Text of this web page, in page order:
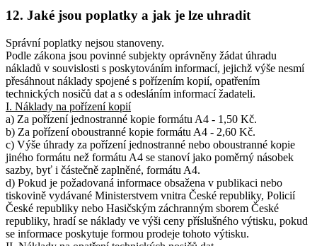
12. Jaké jsou poplatky a jak je lze uhradit
Správní poplatky nejsou stanoveny.
Podle zákona jsou povinné subjekty oprávněny žádat úhradu
nákladů v souvislosti s poskytováním informací, jejichž výše nesmí
přesáhnout náklady spojené s pořízením kopií, opatřením
technických nosičů dat a s odesláním informací žadateli.
I. Náklady na pořízení kopií
a) Za pořízení jednostranné kopie formátu A4 - 1,50 Kč.
b) Za pořízení oboustranné kopie formátu A4 - 2,60 Kč.
c) Výše úhrady za pořízení jednostranné nebo oboustranné kopie
jiného formátu než formátu A4 se stanoví jako poměrný násobek
sazby, byť i částečně zaplněné, formátu A4.
d) Pokud je požadovaná informace obsažena v publikaci nebo
tiskovině vydávané Ministerstvem vnitra České republiky, Policií
České republiky nebo Hasičským záchranným sborem České
republiky, hradí se náklady ve výši ceny příslušného výtisku, pokud
se informace poskytuje formou prodeje tohoto výtisku.